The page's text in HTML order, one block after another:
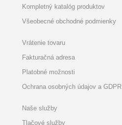
Kompletný katalóg produktov
Všeobecné obchodné podmienky
Vrátenie tovaru
Fakturačná adresa
Platobné možnosti
Ochrana osobných údajov a GDPR
Naše služby
Tlačové služby